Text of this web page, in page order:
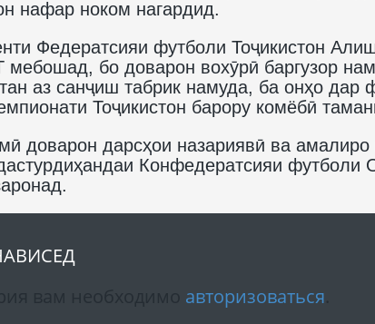
нафар ноком нагардид.
Федератсияи футболи Тоҷикистон
бо доварон вохӯрӣ баргузор
аз санҷиш табрик намуда, ба онҳо дар
Тоҷикистон барору комёбӣ
доварон дарсҳои назариявӣ ва
Конфедератсияи футболи
авторизоваться